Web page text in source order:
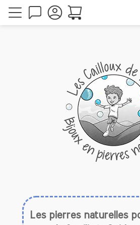
Les pierres naturelles